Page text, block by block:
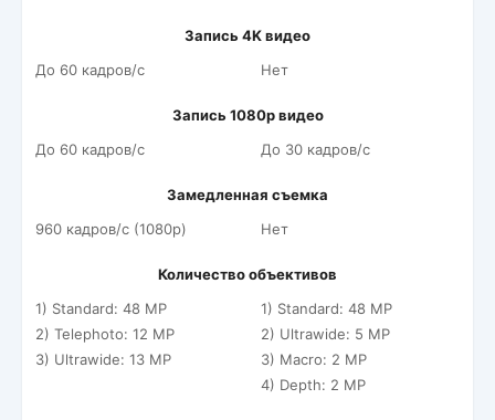
Запись 4K видео
До 60 кадров/c
Нет
Запись 1080p видео
До 60 кадров/c
До 30 кадров/c
Замедленная съемка
960 кадров/c (1080p)
Нет
Количество объективов
1) Standard: 48 MP
2) Telephoto: 12 MP
3) Ultrawide: 13 MP
1) Standard: 48 MP
2) Ultrawide: 5 MP
3) Macro: 2 MP
4) Depth: 2 MP